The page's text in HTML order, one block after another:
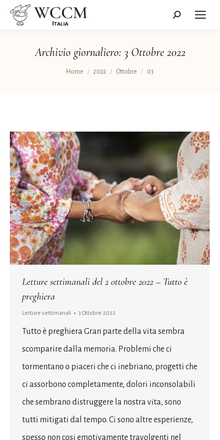
Cerca:
Archivio giornaliero: 3 Ottobre 2022
Tu sei qui:
Home 2022 Ottobre 03
Letture settimanali del 2 ottobre 2022 – Tutto è
preghiera
Letture settimanali 3 Ottobre 2022
Tutto è preghiera Gran parte della vita sembra
scomparire dalla memoria. Problemi che ci
tormentano o piaceri che ci inebriano, progetti che
ci assorbono completamente, dolori inconsolabili
che sembrano distruggere la nostra vita, sono
tutti mitigati dal tempo. Ci sono altre esperienze,
spesso non cosi emotivamente travolgenti nel